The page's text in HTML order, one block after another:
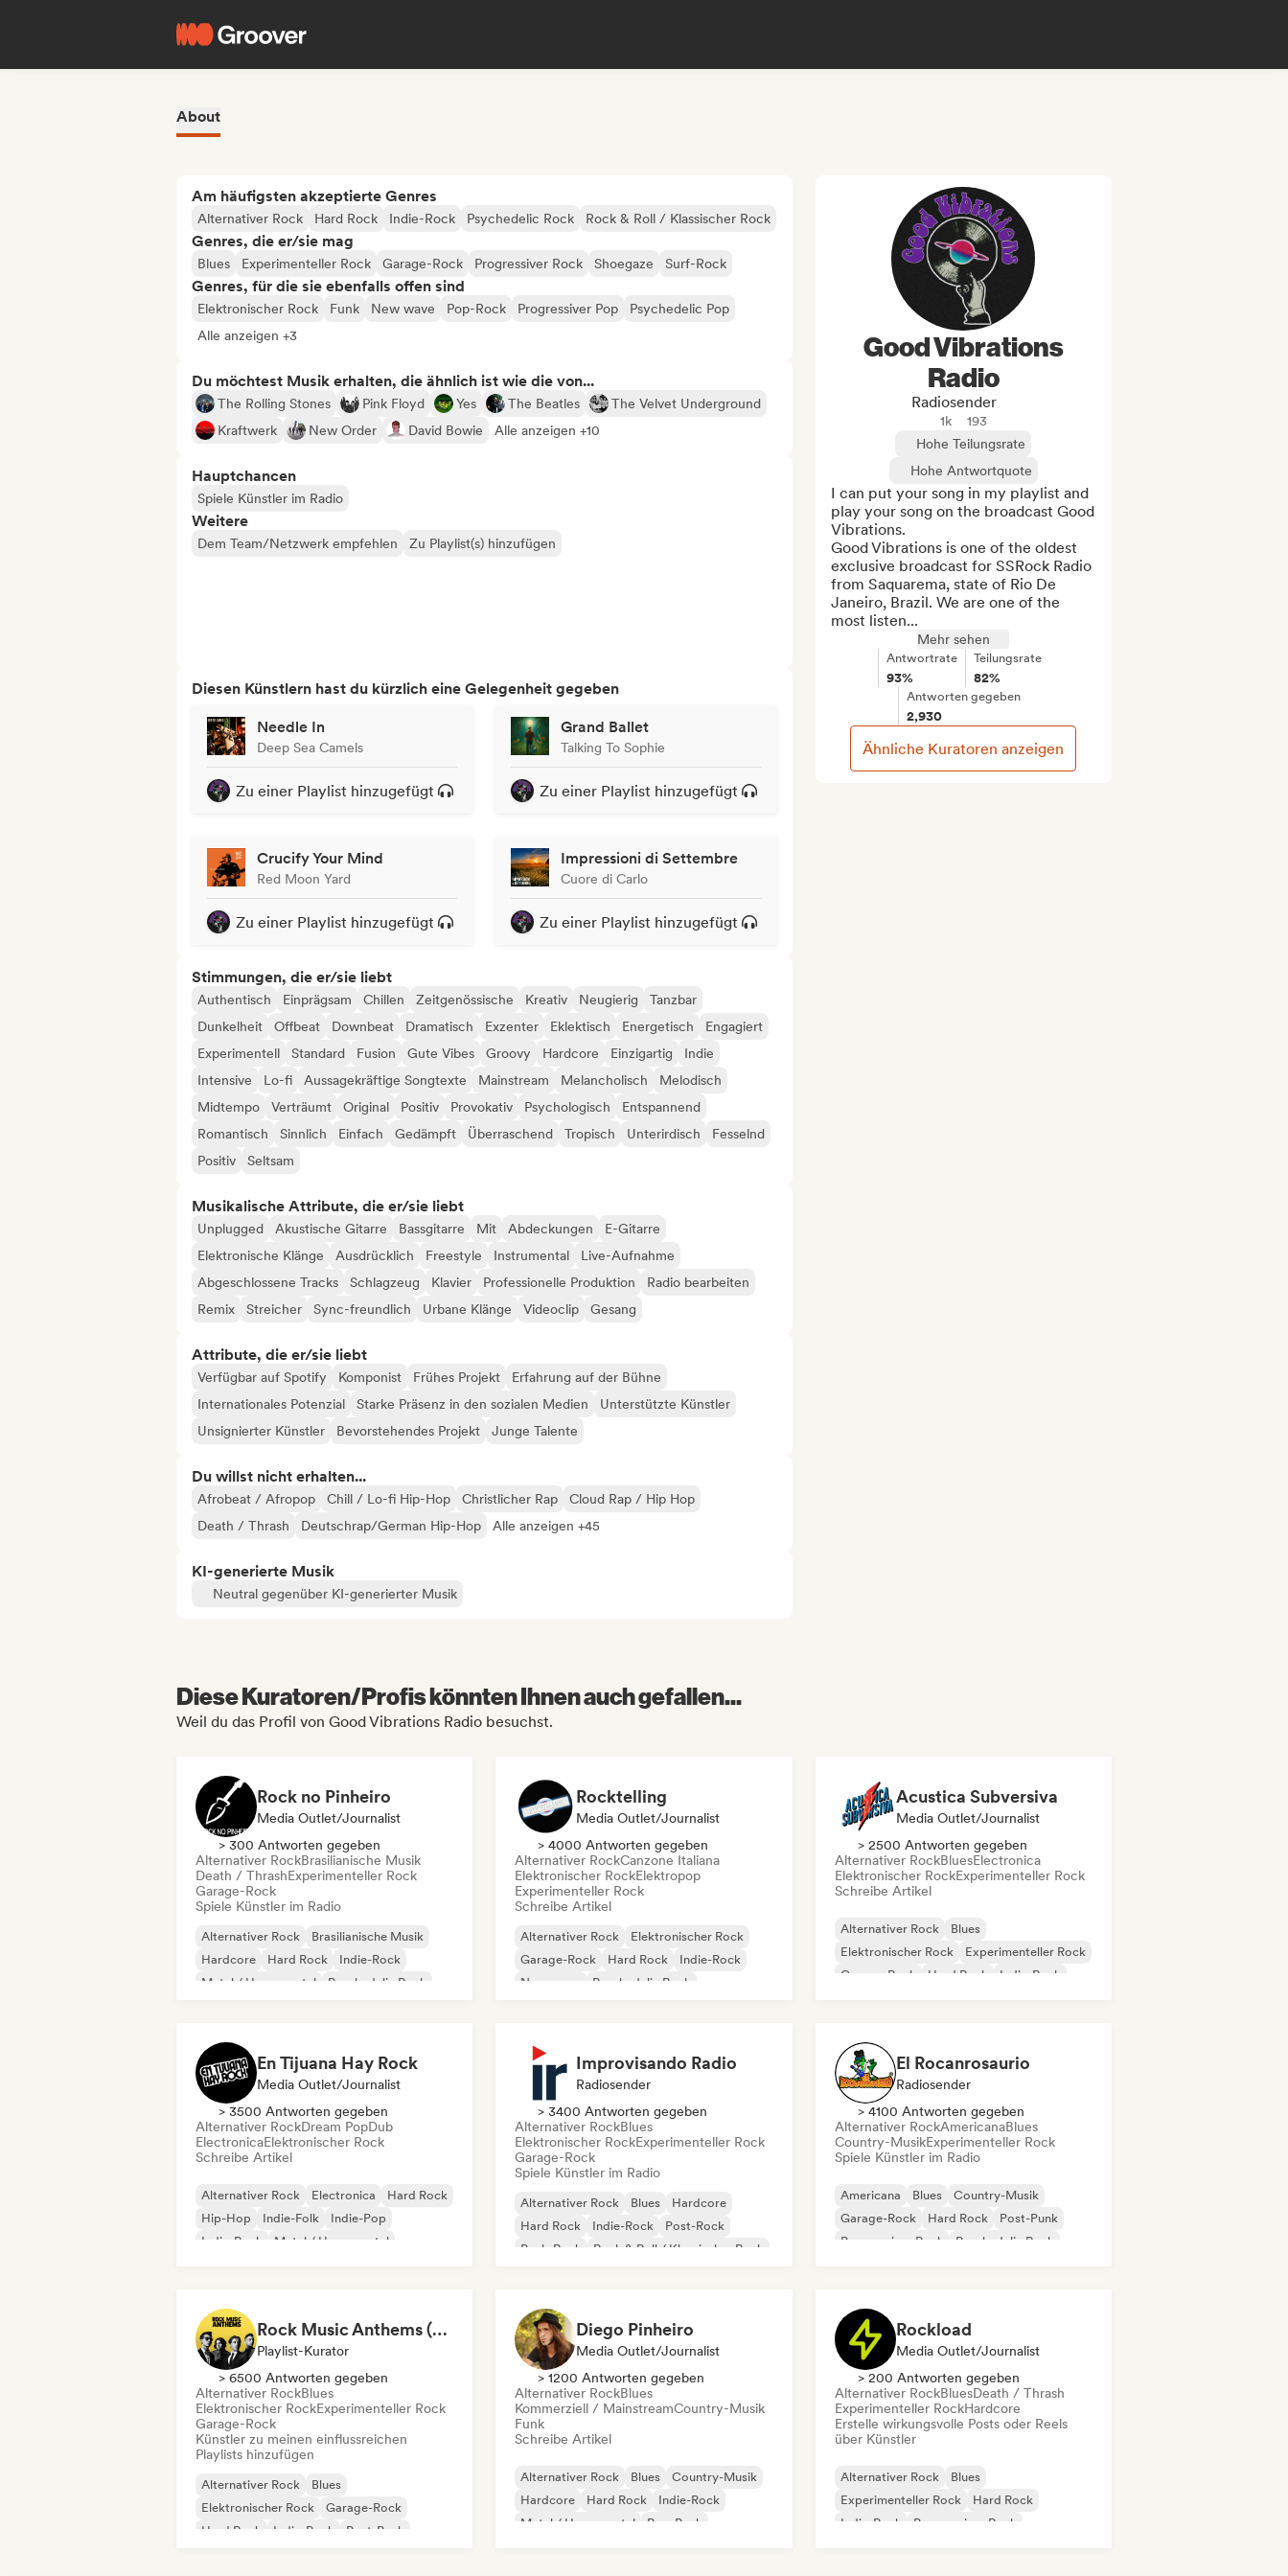
About
Am häufigsten akzeptierte Genres
Alternativer Rock Hard Rock Indie-Rock Psychedelic Rock Rock & Roll / Klassischer Rock
Genres, die er/sie mag
Blues Experimenteller Rock Garage-Rock Progressiver Rock Shoegaze Surf-Rock
Genres, für die sie ebenfalls offen sind
Elektronischer Rock Funk New wave Pop-Rock Progressiver Pop
Psychedelic Pop
Alle anzeigen +3
Du möchtest Musik erhalten, die ähnlich ist wie die von...
The Rolling Stones Pink Floyd Yes The Beatles
The Velvet Underground
Kraftwerk
New Order David Bowie Alle anzeigen +10
Hauptchancen
Spiele Künstler im Radio
Weitere
Dem Team/Netzwerk empfehlen Zu Playlist(s) hinzufügen
Diesen Künstlern hast du kürzlich eine Gelegenheit gegeben
Needle In
Deep Sea Camels
Zu einer Playlist hinzugefügt
Grand Ballet
Talking To Sophie
Zu einer Playlist hinzugefügt
Crucify Your Mind
Red Moon Yard
Zu einer Playlist hinzugefügt
Impressioni di Settembre
Cuore di Carlo
Zu einer Playlist hinzugefügt
Stimmungen, die er/sie liebt
Authentisch Einprägsam Chillen Zeitgenössische Kreativ Neugierig
Tanzbar
Dunkelheit
Offbeat Downbeat Dramatisch Exzenter Eklektisch Energetisch
Engagiert
Experimentell
Standard Fusion Gute Vibes Groovy Hardcore Einzigartig
Indie
Intensive
Lo-fi Aussagekräftige Songtexte Mainstream Melancholisch
Melodisch
Midtempo
Verträumt Original Positiv Provokativ Psychologisch
Entspannend
Romantisch
Sinnlich Einfach Gedämpft Überraschend Tropisch Unterirdisch
Fesselnd
Positiv
Seltsam
Musikalische Attribute, die er/sie liebt
Unplugged Akustische Gitarre Bassgitarre Mit Abdeckungen
E-Gitarre
Elektronische Klänge
Ausdrücklich Freestyle Instrumental
Live-Aufnahme
Abgeschlossene Tracks
Schlagzeug Klavier Professionelle Produktion
Radio bearbeiten
Remix
Streicher Sync-freundlich Urbane Klänge Videoclip Gesang
Attribute, die er/sie liebt
Verfügbar auf Spotify Komponist Frühes Projekt
Erfahrung auf der Bühne
Internationales Potenzial
Starke Präsenz in den sozialen Medien
Unterstützte Künstler
Unsignierter Künstler
Bevorstehendes Projekt Junge Talente
Du willst nicht erhalten...
Afrobeat / Afropop Chill / Lo-fi Hip-Hop Christlicher Rap
Cloud Rap / Hip Hop
Death / Thrash
Deutschrap/German Hip-Hop Alle anzeigen +45
KI-generierte Musik
Neutral gegenüber KI-generierter Musik
Good Vibrations
Radio
Radiosender
1k
193
Hohe Teilungsrate
Hohe Antwortquote
I can put your song in my playlist and
play your song on the broadcast Good
Vibrations.
Good Vibrations is one of the oldest
exclusive broadcast for SSRock Radio
from Saquarema, state of Rio De
Janeiro, Brazil. We are one of the
most listen...
Mehr sehen
Antwortrate
93%
Teilungsrate
82%
Antworten gegeben
2,930
Ähnliche Kuratoren anzeigen
Diese Kuratoren/Profis könnten Ihnen auch gefallen...
Weil du das Profil von Good Vibrations Radio besuchst.
Rock no Pinheiro
Media Outlet/Journalist
> 300 Antworten gegeben
Alternativer RockBrasilianische Musik
Death / ThrashExperimenteller Rock
Garage-Rock
Spiele Künstler im Radio
Alternativer Rock
Brasilianische Musik
Hardcore
Hard Rock
Indie-Rock
Metal / Heavy metal
Psychedelic Rock
Rocktelling
Media Outlet/Journalist
> 4000 Antworten gegeben
Alternativer RockCanzone Italiana
Elektronischer RockElektropop
Experimenteller Rock
Schreibe Artikel
Alternativer Rock
Elektronischer Rock
Garage-Rock
Hard Rock
Indie-Rock
New wave
Psychedelic Rock
Acustica Subversiva
Media Outlet/Journalist
> 2500 Antworten gegeben
Alternativer RockBluesElectronica
Elektronischer RockExperimenteller Rock
Schreibe Artikel
Alternativer Rock
Blues
Elektronischer Rock
Experimenteller Rock
Garage-Rock
Hard Rock
Indie-Rock
En Tijuana Hay Rock
Media Outlet/Journalist
> 3500 Antworten gegeben
Alternativer RockDream PopDub
ElectronicaElektronischer Rock
Schreibe Artikel
Alternativer Rock Electronica
Hard Rock
Hip-Hop
Indie-Folk
Indie-Pop
Indie-Rock
Metal / Heavy metal
Improvisando Radio
Radiosender
> 3400 Antworten gegeben
Alternativer RockBlues
Elektronischer RockExperimenteller Rock
Garage-Rock
Spiele Künstler im Radio
Alternativer Rock Blues
Hardcore
Hard Rock
Indie-Rock
Post-Rock
Punk-Rock
Rock & Roll / Klassischer Rock
El Rocanrosaurio
Radiosender
> 4100 Antworten gegeben
Alternativer RockAmericanaBlues
Country-MusikExperimenteller Rock
Spiele Künstler im Radio
Americana Blues
Country-Musik
Garage-Rock
Hard Rock
Post-Punk
Progressiver Rock
Psychedelic Rock
Rock Music Anthems (MonkeyPlaylists)
Playlist-Kurator
> 6500 Antworten gegeben
Alternativer RockBlues
Elektronischer RockExperimenteller Rock
Garage-Rock
Künstler zu meinen einflussreichen
Playlists hinzufügen
Alternativer Rock
Blues
Elektronischer Rock
Garage-Rock
Hard Rock
Indie-Rock
Post-Punk
Diego Pinheiro
Media Outlet/Journalist
> 1200 Antworten gegeben
Alternativer RockBlues
Kommerziell / MainstreamCountry-Musik
Funk
Schreibe Artikel
Alternativer Rock Blues
Country-Musik
Hardcore
Hard Rock
Indie-Rock
Metal / Heavy metal
Pop-Punk
Rockload
Media Outlet/Journalist
> 200 Antworten gegeben
Alternativer RockBluesDeath / Thrash
Experimenteller RockHardcore
Erstelle wirkungsvolle Posts oder Reels
über Künstler
Alternativer Rock
Blues
Experimenteller Rock
Hard Rock
Indie-Rock
Progressiver Rock